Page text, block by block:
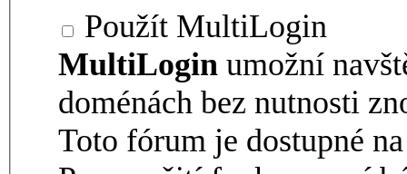
Použít MultiLogin
MultiLogin umožní
doménách bez nutnosti
Toto fórum je dostupné